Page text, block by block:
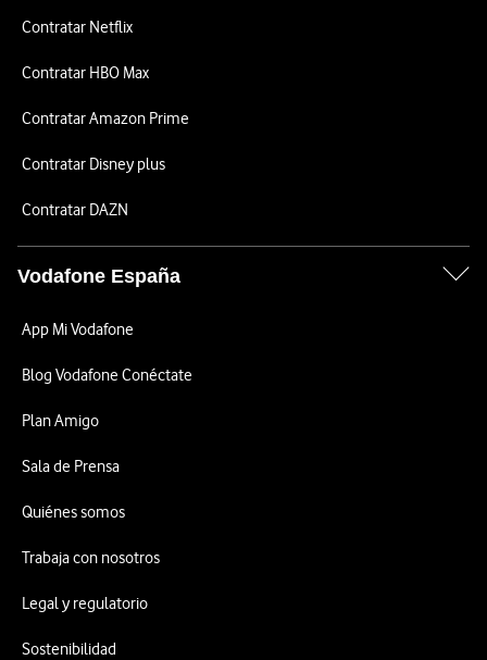
Contratar Netflix
Contratar HBO Max
Contratar Amazon Prime
Contratar Disney plus
Contratar DAZN
Vodafone España
App Mi Vodafone
Blog Vodafone Conéctate
Plan Amigo
Sala de Prensa
Quiénes somos
Trabaja con nosotros
Legal y regulatorio
Sostenibilidad